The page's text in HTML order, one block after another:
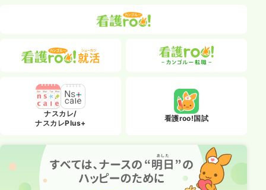
ナスカレ/
ナスカレPlus+
看護roo!国試